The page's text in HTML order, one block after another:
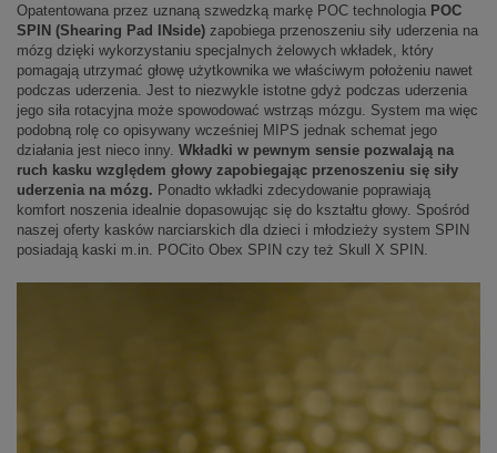
Opatentowana przez uznaną szwedzką markę POC technologia POC
SPIN (Shearing Pad INside) zapobiega przenoszeniu siły uderzenia na
mózg dzięki wykorzystaniu specjalnych żelowych wkładek, który
pomagają utrzymać głowę użytkownika we właściwym położeniu nawet
podczas uderzenia. Jest to niezwykle istotne gdyż podczas uderzenia
jego siła rotacyjna może spowodować wstrząs mózgu. System ma więc
podobną rolę co opisywany wcześniej MIPS jednak schemat jego
działania jest nieco inny. Wkładki w pewnym sensie pozwalają na
ruch kasku względem głowy zapobiegając przenoszeniu się siły
uderzenia na mózg. Ponadto wkładki zdecydowanie poprawiają
komfort noszenia idealnie dopasowując się do kształtu głowy. Spośród
naszej oferty kasków narciarskich dla dzieci i młodzieży system SPIN
posiadają kaski m.in. POCito Obex SPIN czy też Skull X SPIN.